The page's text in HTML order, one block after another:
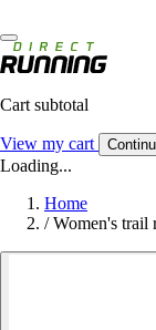
Cart subtotal
View my cart
Loading...
Home
/ Women's trail